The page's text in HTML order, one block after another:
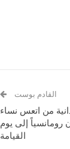
القادم بوست
من اتعس نساء
رومانسياً إلى يوم
القيامة